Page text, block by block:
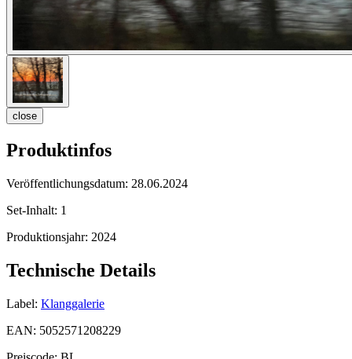
close
Produktinfos
Veröffentlichungsdatum: 28.06.2024
Set-Inhalt: 1
Produktionsjahr: 2024
Technische Details
Label: Klanggalerie
EAN: 5052571208229